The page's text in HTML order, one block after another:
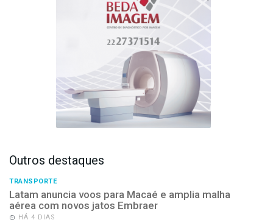
Outros destaques
TRANSPORTE
Latam anuncia voos para Macaé e amplia malha
aérea com novos jatos Embraer
HÁ 4 DIAS